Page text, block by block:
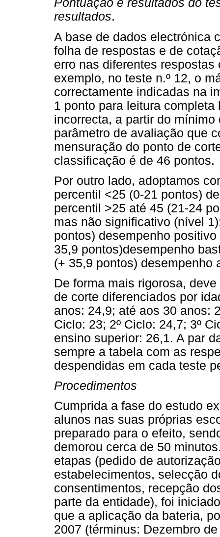
Pontuação e resultados do
resultados.
A base de dados electrónica
folha de respostas e de
erro nas diferentes
exemplo, no teste n.º 12, o
correctamente indicadas na
1 ponto para leitura
incorrecta, a partir do
parâmetro de avaliação que
mensuração do ponto de
classificação é de 46 pontos.
Por outro lado, adoptamos
percentil <25 (0-21 pontos)
percentil >25 até 45 (21-24
mas não significativo (nível
pontos) desempenho
35,9 pontos)desempenho
(+ 35,9 pontos) desempenho
De forma mais rigorosa,
de corte diferenciados por
anos: 24,9; até aos 30 anos:
Ciclo: 23; 2º Ciclo: 24,7; 3º
ensino superior: 26,1. A par
sempre a tabela com as
despendidas em cada teste
Procedimentos
Cumprida a fase do estudo
alunos nas suas próprias
preparado para o efeito,
demorou cerca de 50
etapas (pedido de
estabelecimentos, selecção
consentimentos, recepção
parte da entidade), foi
que a aplicação da bateria,
2007 (términus: Dezembro